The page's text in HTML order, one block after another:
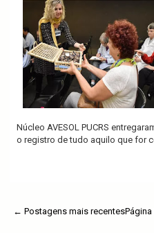
Núcleo AVESOL PUCRS
o registro de tudo aquilo que for
← Postagens mais recentesPágina